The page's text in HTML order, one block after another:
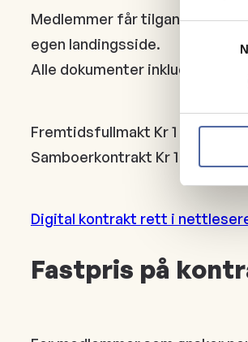
Medlemmer får tilgang til
egen landingsside.
Alle dokumenter inkluderer
Fremtidsfullmakt Kr 1 799
Samboerkontrakt Kr 1 199
Digital kontrakt rett i
Fastpris på